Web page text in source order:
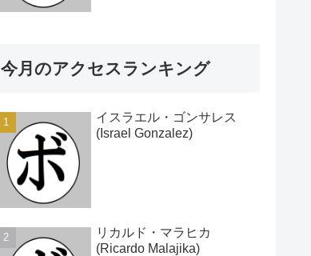
今月のアクセスランキング
イスラエル・ゴンサレス
(Israel Gonzalez)
リカルド・マラヒカ
(Ricardo Malajika)